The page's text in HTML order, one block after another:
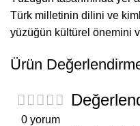
Türk milletinin dilini ve
yüzüğün kültürel önemini
Ürün
0 yorum